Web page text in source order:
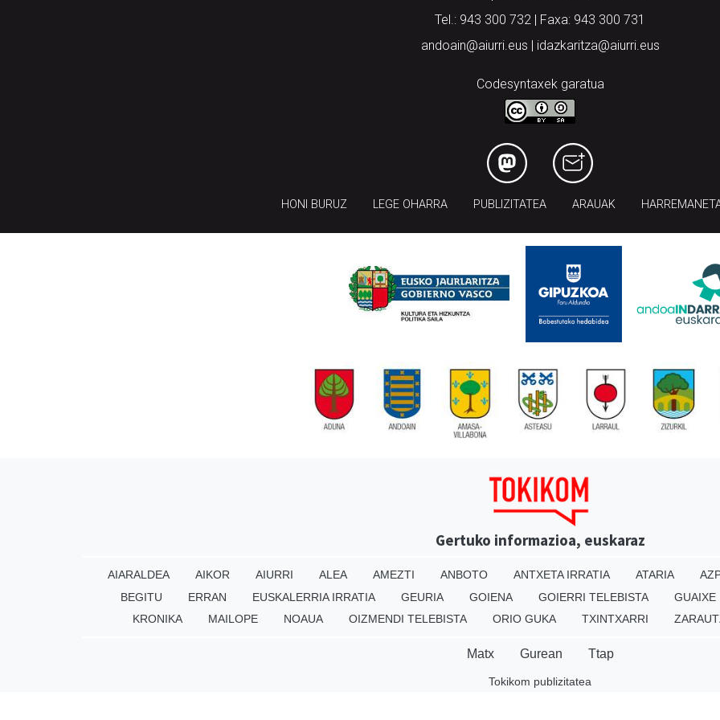
Tel.: 943 300 732 | Faxa: 943 300 731
andoain@aiurri.eus | idazkaritza@aiurri.eus
Codesyntaxek garatua
HONI BURUZ LEGE OHARRA PUBLIZITATEA ARAUAK
Gertuko informazioa, euskaraz
AIARALDEA AIKOR AIURRI ALEA AMEZTI ANBOTO ANTXETA IRRATIA ATARIA
BEGITU
ERRAN EUSKALERRIA IRRATIA GEURIA GOIENA GOIERRI TELEBISTA GUAIXE
KRONIKA
MAILOPE NOAUA OIZMENDI TELEBISTA ORIO GUKA TXINTXARRI
Matx Gurean Ttap
Tokikom publizitatea